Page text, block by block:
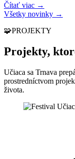
Čítať viac →
Všetky novinky →
🧩PROJEKTY
Projekty,
Učiaca sa Trnava
prostredníctvom
života.